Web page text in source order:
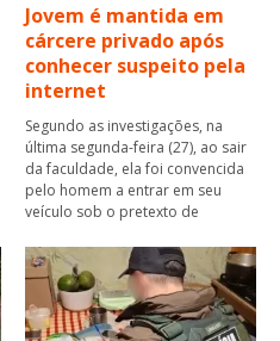
Jovem é mantida em
cárcere privado após
conhecer suspeito pela
internet
Segundo as investigações, na
última segunda-feira (27), ao sair
da faculdade, ela foi convencida
pelo homem a entrar em seu
veículo sob o pretexto de